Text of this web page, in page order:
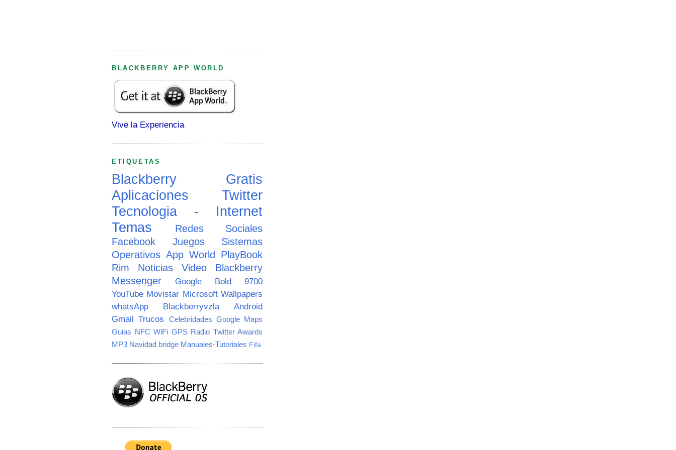
BLACKBERRY APP WORLD
Vive la Experiencia
ETIQUETAS
Blackberry
Gratis
Aplicaciones
Twitter
Tecnologia - Internet
Temas
Redes Sociales
Facebook
Juegos
Sistemas
Operativos App World PlayBook
Rim
Noticias Video
Blackberry
Messenger
Google
Bold 9700
YouTube Movistar Microsoft Wallpapers
whatsApp
Blackberryvzla
Android
Gmail Trucos Celebridades Google Maps
Guias NFC WiFi GPS Radio Twitter Awards
MP3 Navidad bridge Manuales-Tutoriales Fifa